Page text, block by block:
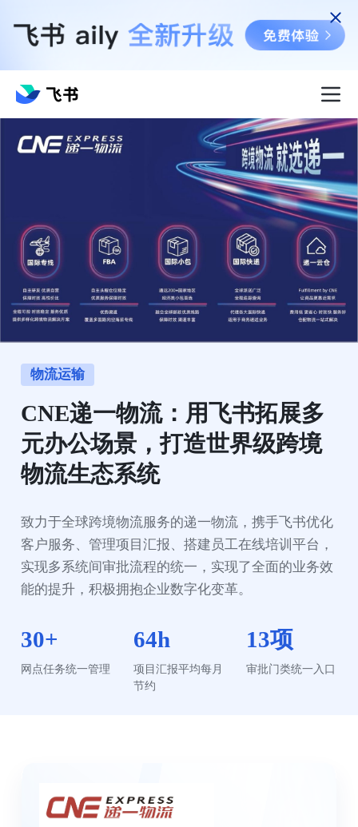
物流运输
CNE递一物流：用飞书拓展多
元办公场景，打造世界级跨境
物流生态系统
致力于全球跨境物流服务的递一物流，携手飞书优化
客户服务、管理项目汇报、搭建员工在线培训平台，
实现多系统间审批流程的统一，实现了全面的业务效
能的提升，积极拥抱企业数字化变革。
30+
网点任务统一管理
64h
项目汇报平均每月
节约
13项
审批门类统一入口